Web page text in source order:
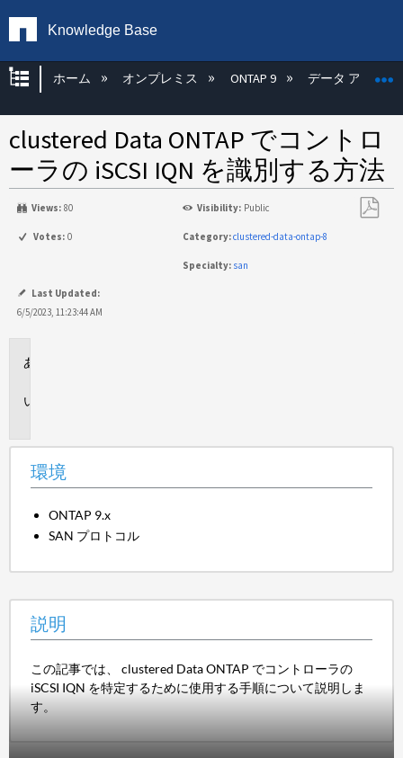
Knowledge Base
グローバル階層を展開/折りたたむ
ホーム オンプレミス ONTAP 9 データ アクセス
clustered Data ONTAP でコントロ
ーラの iSCSI IQN を識別する方法
Views: 80 Visibility: Public
Votes: 0 Category:clustered-data-ontap-8
Specialty: san
Last Updated:
6/5/2023, 11:23:44 AM
環境
ONTAP 9.x
SAN プロトコル
説明
この記事では、 clustered Data ONTAP でコントローラの
iSCSI IQN を特定するために使用する手順について説明しま
す。